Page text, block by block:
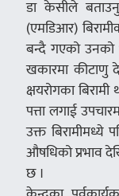
डा केसीले
(एमडिआर)
बन्दै गएको उनको
खकारमा कीटाणु
क्षयरोगका
पत्ता लगाई
उक्त बिरामीमध्ये
औषधिको प्रभाव
छ ।